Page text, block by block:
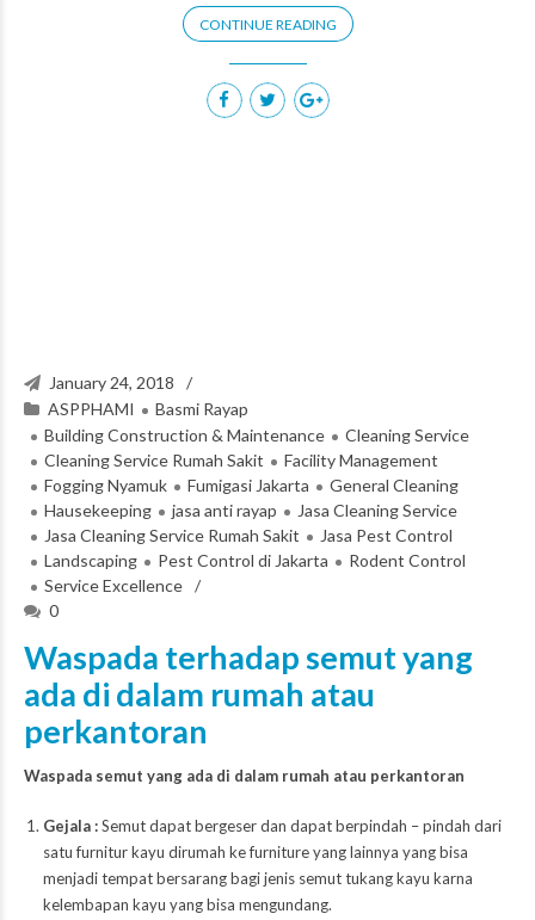
CONTINUE READING
January 24, 2018
ASPPHAMI
Basmi Rayap
Building Construction & Maintenance
Cleaning Service
Cleaning Service Rumah Sakit
Facility Management
Fogging Nyamuk
Fumigasi Jakarta
General Cleaning
Hausekeeping
jasa anti rayap
Jasa Cleaning Service
Jasa Cleaning Service Rumah Sakit
Jasa Pest Control
Landscaping
Pest Control di Jakarta
Rodent Control
Service Excellence
0
Waspada terhadap semut yang
ada di dalam rumah atau
perkantoran
Waspada semut yang ada di dalam rumah atau perkantoran
Gejala :Semut dapat bergeser dan dapat berpindah – pindah dari
satu furnitur kayu dirumah ke furniture yang lainnya yang bisa
menjadi tempat bersarang bagi jenis semut tukang kayu karna
kelembapan kayu yang bisa mengundang.